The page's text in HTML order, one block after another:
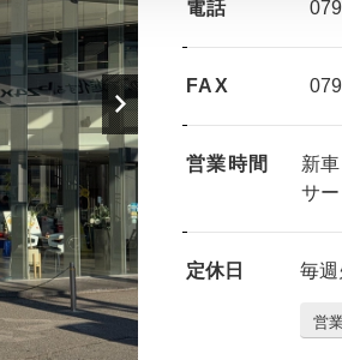
電話
FAX
営業時間 新車
サ
定休日 毎
営